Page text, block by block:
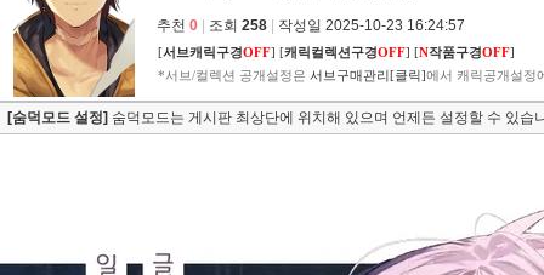
추천 0 조회 258 작성일 2025-10-23 16:24:57
[서브캐릭구경OFF] [캐릭컬렉션구경OFF] [N작품구경OFF]
*서브/컬렉션 공개설정은 서브구매관리[클릭]에서 캐릭공개설정
[숨덕모드 설정] 숨덕모드는 게시판 최상단에 위치해 있으며 언제든 설정할 수 있습